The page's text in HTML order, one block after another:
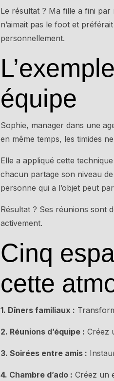
Le résultat ? Ma fille a fini
n’aimait pas le foot et
personnellement.
équipe
Sophie, manager dans une
en même temps, les timides
Elle a appliqué cette
chacun partage son niveau
personne qui a l’objet peut
Résultat ? Ses réunions sont
activement.
Cinq
cette
1. Dîners familiaux :
2. Réunions d’équipe : Créez
3. Soirées entre amis :
4. Chambre d’ado : Créez un